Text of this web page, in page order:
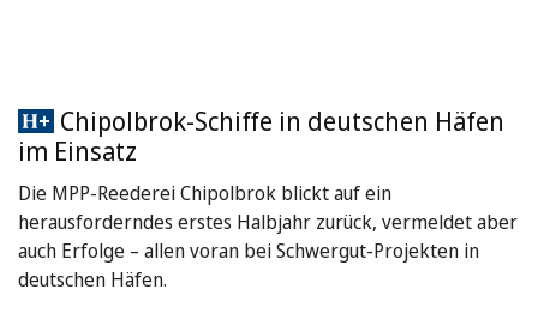
Chipolbrok-Schiffe in deutschen Häfen
im Einsatz
Die MPP-Reederei Chipolbrok blickt auf ein
herausforderndes erstes Halbjahr zurück, vermeldet aber
auch Erfolge – allen voran bei Schwergut-Projekten in
deutschen Häfen.